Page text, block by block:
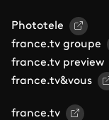
Phototele
france.tv groupe
france.tv preview
france.tv&vous
france.tv